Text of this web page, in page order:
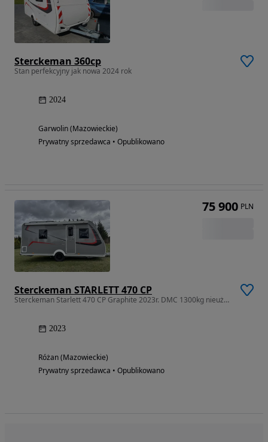
Sterckeman 360cp
Stan perfekcyjny jak nowa 2024 rok
2024
Garwolin (Mazowieckie)
Prywatny sprzedawca • Opublikowano
Sterckeman STARLETT 470 CP
Sterckeman Starlett 470 CP Graphite 2023r. DMC 1300kg nieużywana
2023
Różan (Mazowieckie)
Prywatny sprzedawca • Opublikowano
75 900 PLN